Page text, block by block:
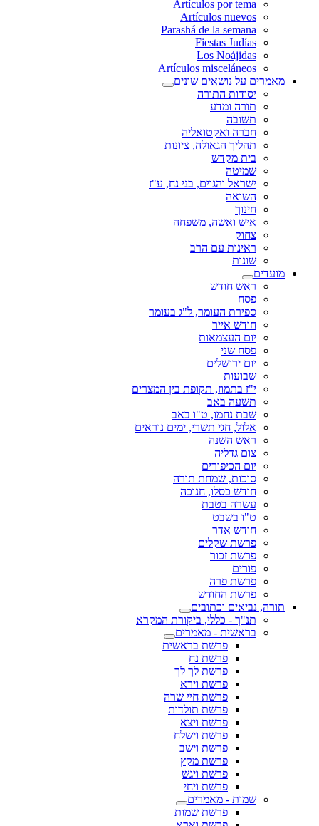
Artículos por tema
Artículos nuevos
Parashá de la semana
Fiestas Judías
Los Noájidas
Artículos misceláneos
מאמרים על נושאים שונים
יסודות התורה
תורה ומדע
תשובה
חברה ואקטואליה
תהליך הגאולה, ציונות
בית מקדש
שמיטה
ישראל והגוים, בני נח, ע"ז
השואה
חינוך
איש ואשה, משפחה
צחוק
ראינות עם הרב
שונות
מועדים
ראש חודש
פסח
ספירת העומר, ל"ג בעומר
חודש אייר
יום העצמאות
פסח שני
יום ירושלים
שבועות
י"ז בתמוז, תקופת בין המצרים
תשעה באב
שבת נחמו, ט"ו באב
אלול, חגי תשרי, ימים נוראים
ראש השנה
צום גדליה
יום הכיפורים
סוכות, שמחת תורה
חודש כסלו, חנוכה
עשרה בטבת
ט"ו בשבט
חודש אדר
פרשת שקלים
פרשת זכור
פורים
פרשת פרה
פרשת החודש
תורה, נביאים וכתובים
תנ"ך - כללי, ביקורת המקרא
בראשית - מאמרים
פרשת בראשית
פרשת נח
פרשת לך לך
פרשת וירא
פרשת חיי שרה
פרשת תולדות
פרשת ויצא
פרשת וישלח
פרשת וישב
פרשת מקץ
פרשת ויגש
פרשת ויחי
שמות - מאמרים
פרשת שמות